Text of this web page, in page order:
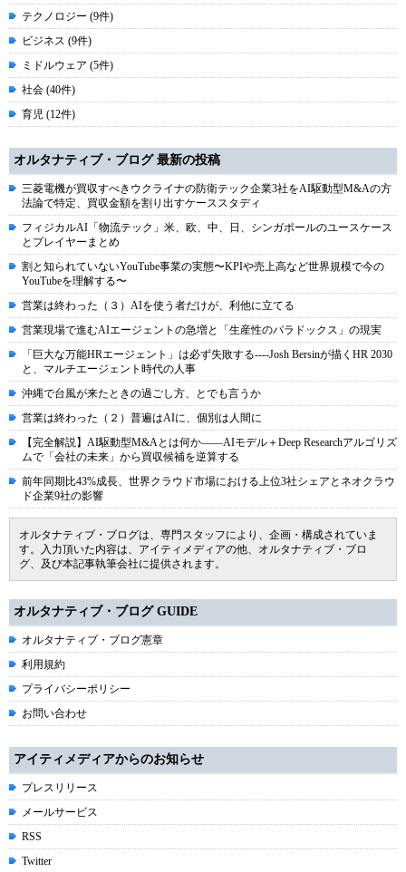
テクノロジー (9件)
ビジネス (9件)
ミドルウェア (5件)
社会 (40件)
育児 (12件)
オルタナティブ・ブログ 最新の投稿
三菱電機が買収すべきウクライナの防衛テック企業3社をAI駆動型M&Aの方
法論で特定、買収金額を割り出すケーススタディ
フィジカルAI「物流テック」米、欧、中、日、シンガポールのユースケース
とプレイヤーまとめ
割と知られていないYouTube事業の実態〜KPIや売上高など世界規模で今の
YouTubeを理解する〜
営業は終わった（３）AIを使う者だけが、利他に立てる
営業現場で進むAIエージェントの急増と「生産性のパラドックス」の現実
「巨大な万能HRエージェント」は必ず失敗する----Josh Bersinが描くHR 2030
と、マルチエージェント時代の人事
沖縄で台風が来たときの過ごし方、とでも言うか
営業は終わった（２）普遍はAIに、個別は人間に
【完全解説】AI駆動型M&Aとは何か――AIモデル＋Deep Researchアルゴリズ
ムで「会社の未来」から買収候補を逆算する
前年同期比43%成長、世界クラウド市場における上位3社シェアとネオクラウ
ド企業9社の影響
オルタナティブ・ブログは、専門スタッフにより、企画・構成されていま
す。入力頂いた内容は、アイティメディアの他、オルタナティブ・ブロ
グ、及び本記事執筆会社に提供されます。
オルタナティブ・ブログ GUIDE
オルタナティブ・ブログ憲章
利用規約
プライバシーポリシー
お問い合わせ
アイティメディアからのお知らせ
プレスリリース
メールサービス
RSS
Twitter